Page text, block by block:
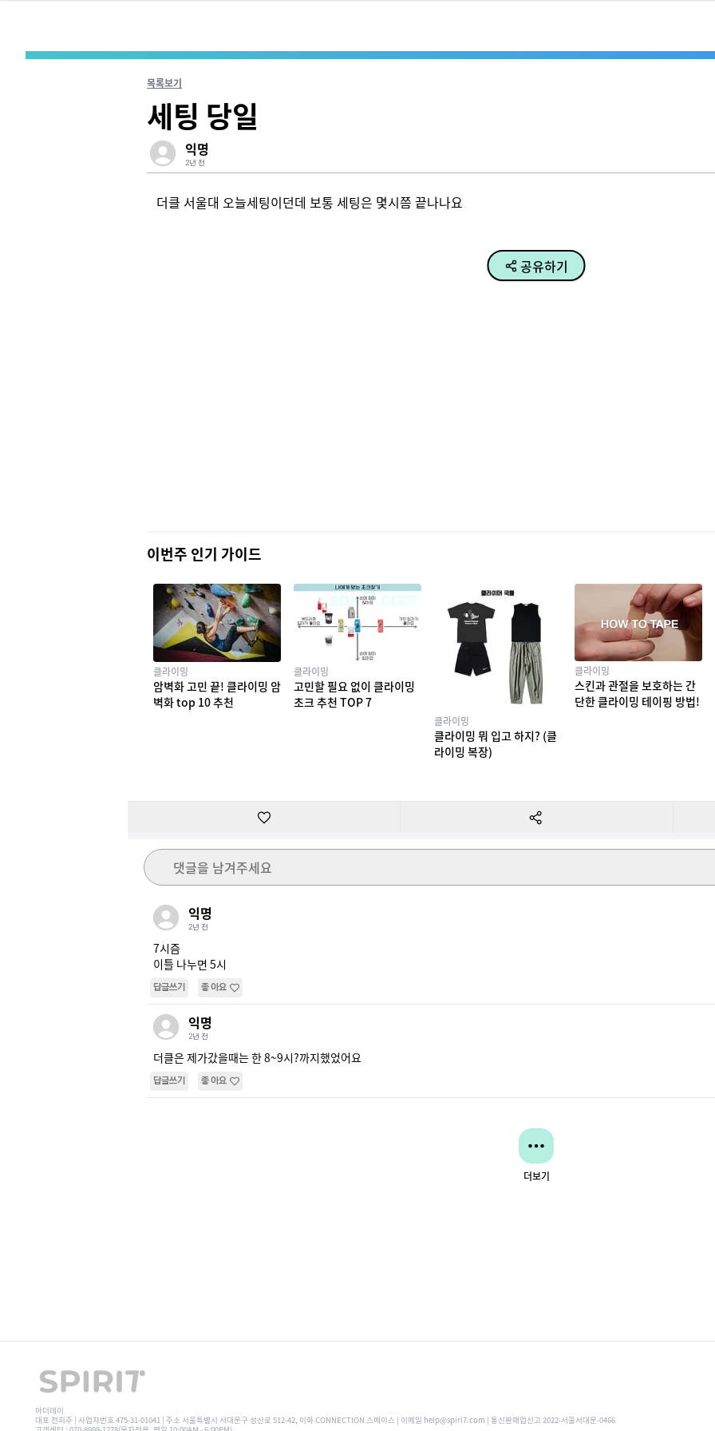
목록보기
세팅 당일
익명
2년 전
더클 서울대 오늘세팅이던데 보통 세팅은 몇시쯤 끝나나요
공유하기
이번주 인기 가이드
클라이밍
암벽화 고민 끝! 클라이밍 암
벽화 top 10 추천
클라이밍
고민할 필요 없이 클라이밍
초크 추천 TOP 7
클라이밍
클라이밍 뭐 입고 하지? (클
라이밍 복장)
클라이밍
스킨과 관절을 보호하는 간
단한 클라이밍 테이핑 방법!
댓글을 남겨주세요
익명
2년 전
7시즘
이틀 나누면 5시
답글쓰기 좋아요
익명
2년 전
더클은 제가갔을때는 한 8~9시?까지했었어요
답글쓰기 좋아요
더보기
아더데이
대표 전희주 | 사업자번호 475-31-01041 | 주소 서울특별시 서대문구 성산로 512-42, 이화 CONNECTION 스페이스 | 이메일 help@spiri7.com | 통신판매업신고 2022-서울서대문-0466